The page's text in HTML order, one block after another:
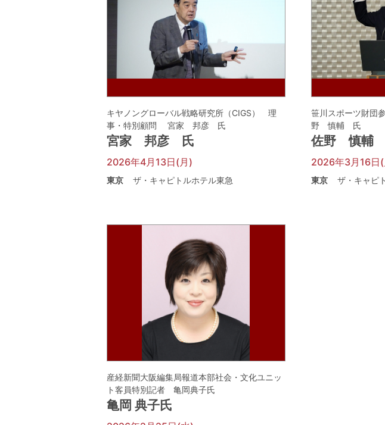
キヤノングローバル戦略研究所（CIGS） 理
事・特別顧問 宮家 邦彦 氏
宮家 邦彦 氏
2026年4月13日(月)
東京 ザ・キャピトルホテル東急
笹川スポーツ財団
野 慎輔 氏
佐野 慎輔
2026年3月16日
東京 ザ・キャピ
産経新聞大阪編集局報道本部社会・文化ユニッ
ト客員特別記者 亀岡典子氏
亀岡 典子氏